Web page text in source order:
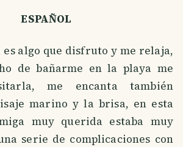
ESPAÑOL
algo que disfruto y me relaja,
de bañarme en la playa me
me encanta también
marino y la brisa, en esta
muy querida estaba muy
serie de complicaciones con